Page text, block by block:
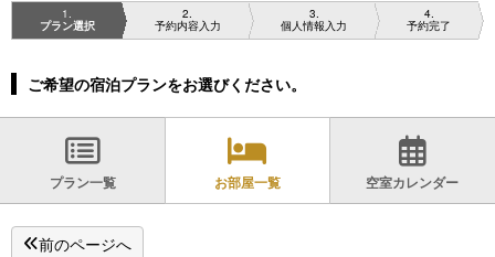
1
プラン選択
2
予約内容入力
3
個人情報入力
4
予約完了
ご希望の宿泊プランをお選びください。
プラン一覧 お部屋一覧 空室カレンダー
前のページへ